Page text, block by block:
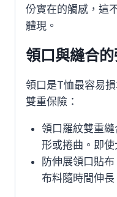
份實在的觸感，這
體現。
領口與縫合
領口是T恤最容易
雙重保險：
領口羅紋雙重
形或捲曲。即使
防伸展領口貼
布料隨時間伸長